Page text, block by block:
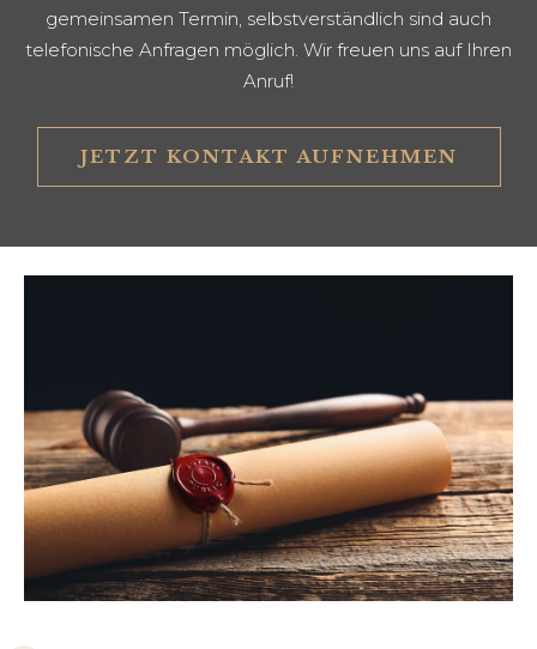
gemeinsamen Termin, selbstverständlich sind auch
telefonische Anfragen möglich. Wir freuen uns auf Ihren
Anruf!
JETZT KONTAKT AUFNEHMEN